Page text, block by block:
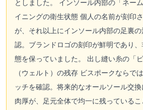
としました。 インソール内部の「ネー
イニングの衛生状態 個人の名前が刻印
が、それ以上にインソール内部の足裏
認。ブランドロゴの刻印が鮮明であり
態を保っていました。 出し縫い糸の「
（ウェルト）の残存 ビスポークならで
ッチを確認。将来的なオールソール交
肉厚が、足元全体で均一に残っているこ